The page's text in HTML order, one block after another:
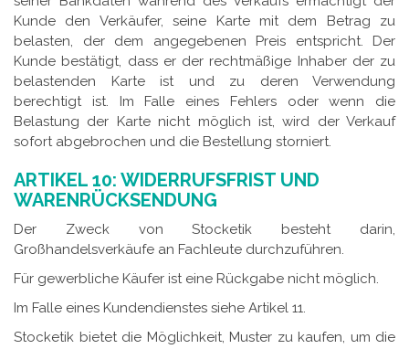
Kunde den Verkäufer, seine Karte mit dem Betrag zu
belasten, der dem angegebenen Preis entspricht. Der
Kunde bestätigt, dass er der rechtmäßige Inhaber der zu
belastenden Karte ist und zu deren Verwendung
berechtigt ist. Im Falle eines Fehlers oder wenn die
Belastung der Karte nicht möglich ist, wird der Verkauf
sofort abgebrochen und die Bestellung storniert.
ARTIKEL 10: WIDERRUFSFRIST UND
WARENRÜCKSENDUNG
Der Zweck von Stocketik besteht darin,
Großhandelsverkäufe an Fachleute durchzuführen.
Für gewerbliche Käufer ist eine Rückgabe nicht möglich.
Im Falle eines Kundendienstes siehe Artikel 11.
Stocketik bietet die Möglichkeit, Muster zu kaufen, um die